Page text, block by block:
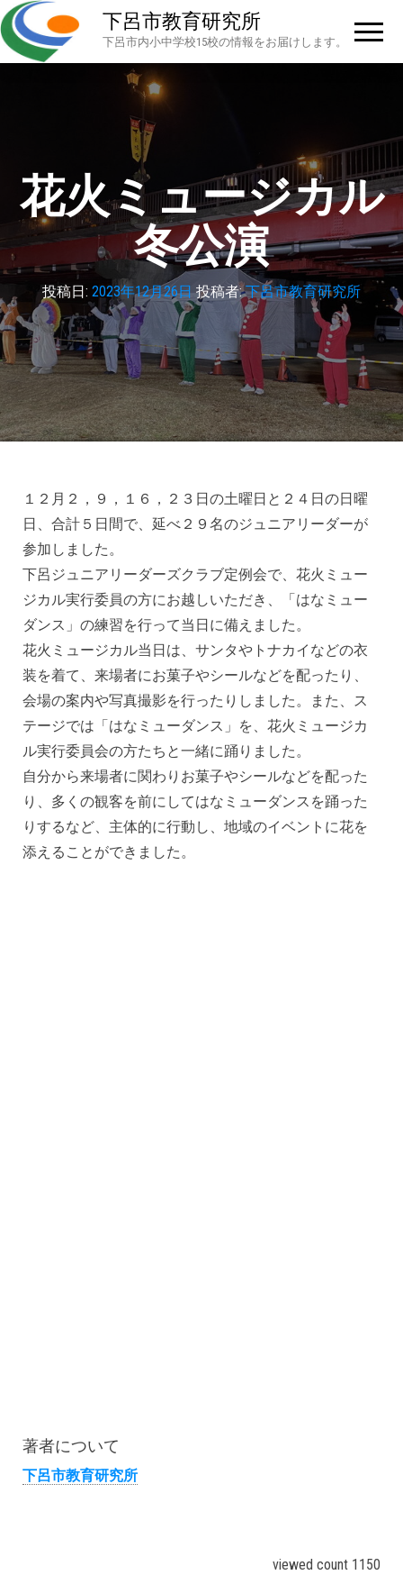
下呂市教育研究所
下呂市内小中学校15校の情報をお届けします。
花火ミュージカル
冬公演
投稿日: 2023年12月26日投稿者:下呂市教育研究所
１２月２，９，１６，２３日の土曜日と２４日の日曜
日、合計５日間で、延べ２９名のジュニアリーダーが
参加しました。
下呂ジュニアリーダーズクラブ定例会で、花火ミュー
ジカル実行委員の方にお越しいただき、「はなミュー
ダンス」の練習を行って当日に備えました。
花火ミュージカル当日は、サンタやトナカイなどの衣
装を着て、来場者にお菓子やシールなどを配ったり、
会場の案内や写真撮影を行ったりしました。また、ス
テージでは「はなミューダンス」を、花火ミュージカ
ル実行委員会の方たちと一緒に踊りました。
自分から来場者に関わりお菓子やシールなどを配った
り、多くの観客を前にしてはなミューダンスを踊った
りするなど、主体的に行動し、地域のイベントに花を
添えることができました。
著者について
下呂市教育研究所
viewed count 1150